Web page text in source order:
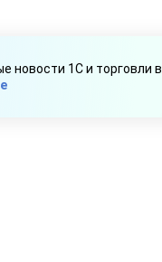
новости 1С и торговли в